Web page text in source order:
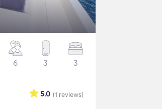
6 3 3
(1 reviews)
5.0